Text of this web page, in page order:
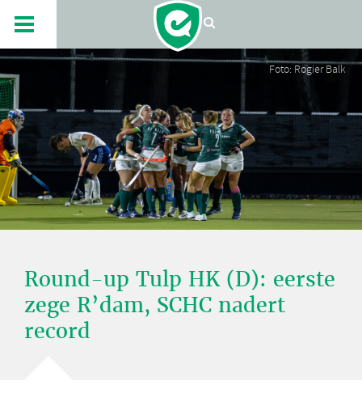
Foto: Rogier Balk
Round-up Tulp HK (D): eerste
zege R’dam, SCHC nadert
record